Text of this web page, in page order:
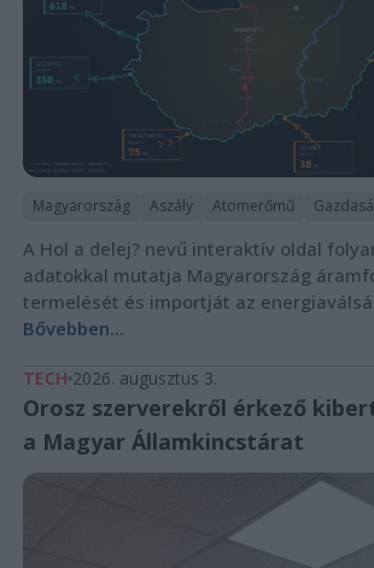
Magyarország Aszály Atomerőmű
A Hol a delej? nevű interaktív oldal
adatokkal mutatja Magyarország
termelését és importját az
Bővebben...
TECH 2026. augusztus 3.
Orosz szerverekről érkező
a Magyar Államkincstárat